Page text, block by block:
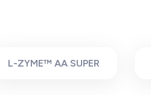
L-ZYME™ AA SUPER